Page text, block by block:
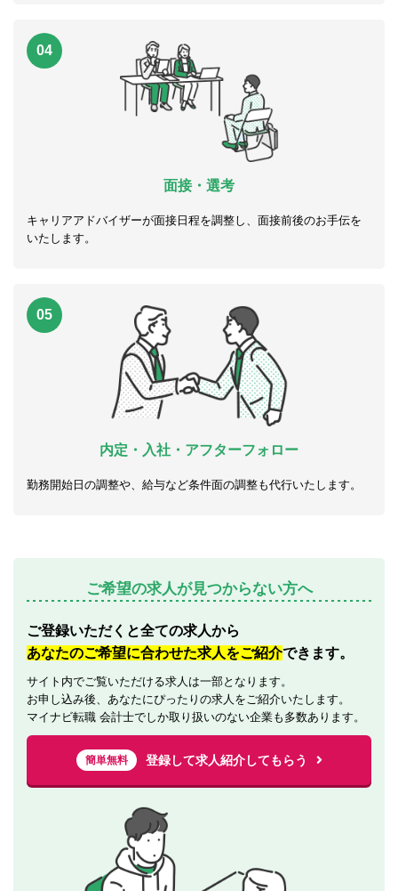
04
面接・選考
キャリアアドバイザーが面接日程を調整し、面接前後のお手伝を
いたします。
05
内定・入社・アフターフォロー
勤務開始日の調整や、給与など条件面の調整も代行いたします。
ご希望の求人が見つからない方へ
ご登録いただくと全ての求人から
あなたのご希望に合わせた求人をご紹介できます。
サイト内でご覧いただける求人は一部となります。
お申し込み後、あなたにぴったりの求人をご紹介いたします。
マイナビ転職 会計士でしか取り扱いのない企業も多数あります。
簡単無料 登録して求人紹介してもらう